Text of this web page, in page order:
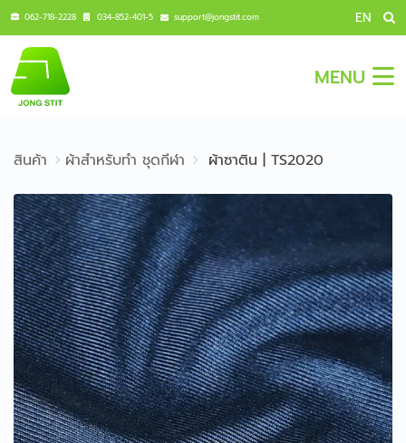
062-718-2228 034-852-401-5 support@jongstit.com EN
MENU
สินค้า ผ้าสำหรับทำ ชุดกีฬา ผ้าซาติน | TS2020